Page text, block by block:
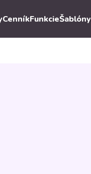
CenníkFunkcieŠablóny